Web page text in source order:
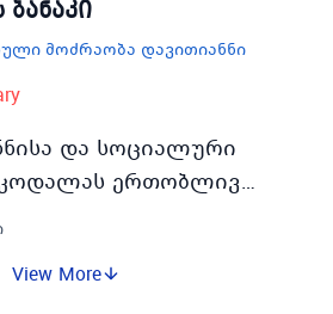
მოძრაობა დავითიანნი
და სოციალური
ერთობლივი
მოხალისეობა და
გულისხმობს
ბანაკის
View More